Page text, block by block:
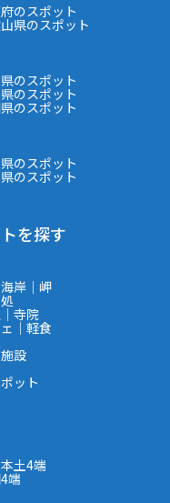
のスポット
県のスポット
のスポット
のスポット
のスポット
のスポット
のスポット
を探す
岸｜岬
寺院
｜軽食
設
ット
土4端
端